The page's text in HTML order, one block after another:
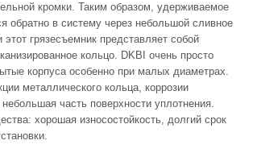
кромки. Таким образом, удерживаемое
обратно в систему через небольшой сливное
грязесъемник представляет собой
кольцо. DKBI очень просто
корпуса особенно при малых диаметрах.
металлического кольца, коррозии
часть поверхности уплотнения.
хорошая износостойкость, долгий срок